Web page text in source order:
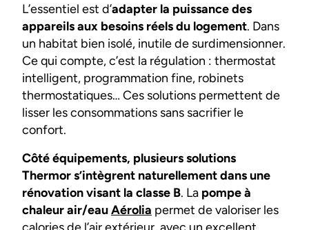
L’essentiel est d’adapter la puissance des
appareils aux besoins réels du logement. Dans
un habitat bien isolé, inutile de surdimensionner.
Ce qui compte, c’est la régulation : thermostat
intelligent, programmation fine, robinets
thermostatiques… Ces solutions permettent de
lisser les consommations sans sacrifier le
confort.
Côté équipements, plusieurs solutions
Thermor s’intègrent naturellement dans une
rénovation visant la classe B. La pompe à
chaleur air/eauAérolia permet de valoriser les